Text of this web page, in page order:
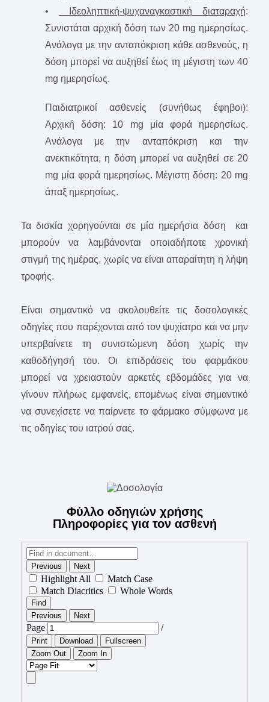
•
Ιδεοληπτική-ψυχαναγκαστική διαταραχή:
Συνιστάται αρχική δόση των 20 mg ημερησίως.
Ανάλογα με την ανταπόκριση κάθε ασθενούς, η
δόση μπορεί να αυξηθεί έως τη μέγιστη των 40
mg ημερησίως.
Παιδιατρικοί ασθενείς (συνήθως έφηβοι):
Αρχική δόση: 10 mg μία φορά ημερησίως.
Ανάλογα με την ανταπόκριση και την
ανεκτικότητα, η δόση μπορεί να αυξηθεί σε 20
mg μία φορά ημερησίως. Μέγιστη δόση: 20 mg
άπαξ ημερησίως.
Τα δισκία χορηγούνται σε μία ημερήσια δόση και
μπορούν να λαμβάνονται οποιαδήποτε χρονική
στιγμή της ημέρας, χωρίς να είναι απαραίτητη η λήψη
τροφής.
Είναι σημαντικό να ακολουθείτε τις δοσολογικές
οδηγίες που παρέχονται από τον ψυχίατρο και να μην
υπερβαίνετε τη συνιστώμενη δόση χωρίς την
καθοδήγησή του. Οι επιδράσεις του φαρμάκου
μπορεί να χρειαστούν αρκετές εβδομάδες για να
γίνουν πλήρως εμφανείς, επομένως είναι σημαντικό
να συνεχίσετε να παίρνετε το φάρμακο σύμφωνα με
τις οδηγίες του ιατρού σας.
Φύλλο οδηγιών χρήσης
Πληροφορίες για τον ασθενή